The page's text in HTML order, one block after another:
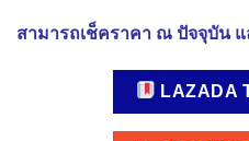
สามารถเช็คราคา ณ ปัจจุบัน
LAZADA